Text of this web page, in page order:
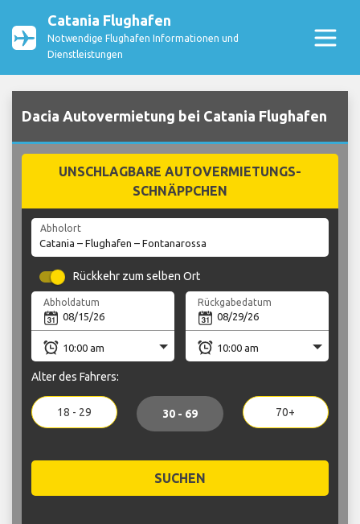
Catania Flughafen
Notwendige Flughafen Informationen und
Dienstleistungen
Dacia Autovermietung bei Catania Flughafen
UNSCHLAGBARE AUTOVERMIETUNGS-
SCHNÄPPCHEN
Abholort
Rückkehr zum selben Ort
Abholdatum Rückgabedatum
Alter des Fahrers:
18 - 29 30 - 69 70+
SUCHEN